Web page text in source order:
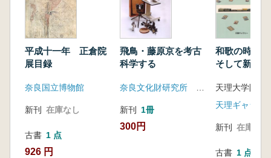
平成十一年 正倉院
展目録
奈良国立博物館
新刊 在庫なし
古書 1 点
926 円
飛鳥・藤原京を考古
科学する
新刊 1冊
300円
和歌の時代 :
そして新古
天理ギャラリ
新刊 在庫なし
古書 1 点